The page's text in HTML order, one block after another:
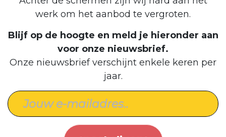
werk om het aanbod te vergroten.
Blijf op de hoogte en meld je hieronder aan
voor onze nieuwsbrief.
Onze nieuwsbrief verschijnt enkele keren per
jaar.